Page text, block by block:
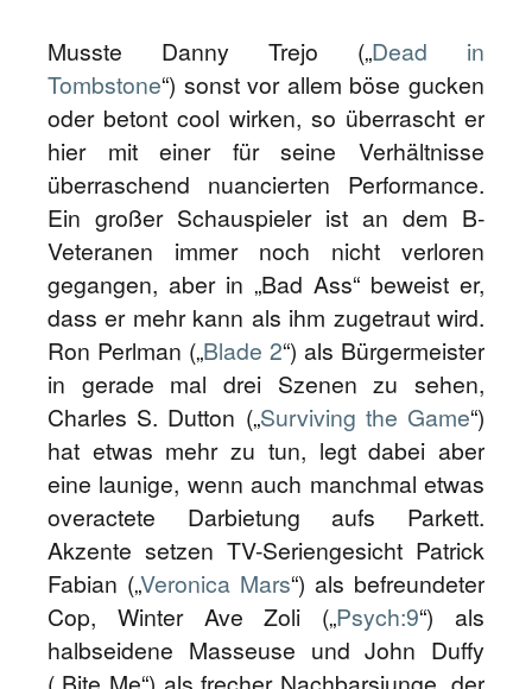
Musste Danny Trejo („Dead in
Tombstone“) sonst vor allem böse gucken
oder betont cool wirken, so überrascht er
hier mit einer für seine Verhältnisse
überraschend nuancierten Performance.
Ein großer Schauspieler ist an dem B-
Veteranen immer noch nicht verloren
gegangen, aber in „Bad Ass“ beweist er,
dass er mehr kann als ihm zugetraut wird.
Ron Perlman („Blade 2“) als Bürgermeister
in gerade mal drei Szenen zu sehen,
Charles S. Dutton („Surviving the Game“)
hat etwas mehr zu tun, legt dabei aber
eine launige, wenn auch manchmal etwas
overactete Darbietung aufs Parkett.
Akzente setzen TV-Seriengesicht Patrick
Fabian („Veronica Mars“) als befreundeter
Cop, Winter Ave Zoli („Psych:9“) als
halbseidene Masseuse und John Duffy